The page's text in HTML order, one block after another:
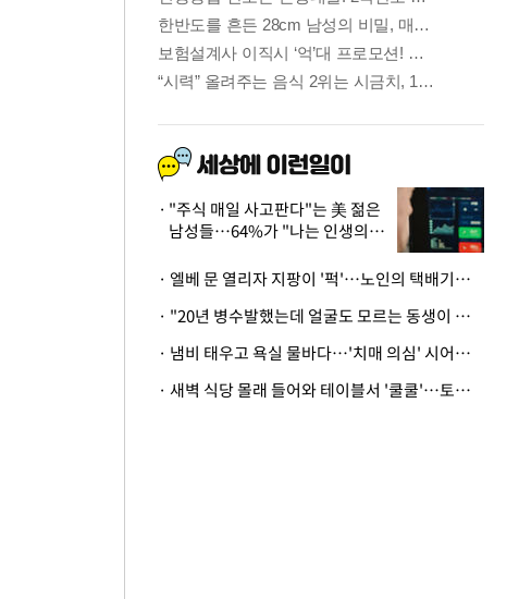
"주식 매일 사고판다"는 美 젊은
남성들…64%가 "나는 인생의
· 엘베 문 열리자 지팡이 '퍽'…노인의 택배기사 폭행 이유
· "20년 병수발했는데 얼굴도 모르는 동생이 유산 절반을"…배다른 형제 상속권 있을까
· 냄비 태우고 욕실 물바다…'치매 의심' 시어머니 검사 권유했다가 '날벼락'
· 새벽 식당 몰래 들어와 테이블서 '쿨쿨'…토사물 남기고 사라진 남성